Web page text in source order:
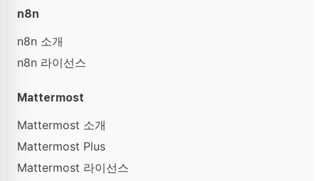
n8n
n8n 소개
n8n 라이선스
Mattermost
Mattermost 소개
Mattermost Plus
Mattermost 라이선스